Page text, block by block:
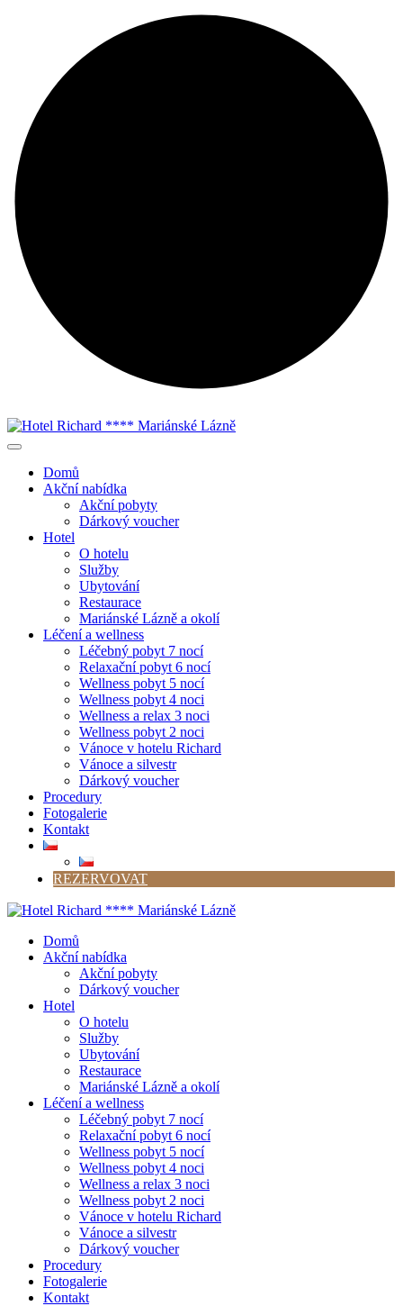
Domů
Akční nabídka
Akční pobyty
Dárkový voucher
Hotel
O hotelu
Služby
Ubytování
Restaurace
Mariánské Lázně a okolí
Léčení a wellness
Léčebný pobyt 7 nocí
Relaxační pobyt 6 nocí
Wellness pobyt 5 nocí
Wellness pobyt 4 noci
Wellness a relax 3 noci
Wellness pobyt 2 noci
Vánoce v hotelu Richard
Vánoce a silvestr
Dárkový voucher
Procedury
Fotogalerie
Kontakt
REZERVOVAT
Domů
Akční nabídka
Akční pobyty
Dárkový voucher
Hotel
O hotelu
Služby
Ubytování
Restaurace
Mariánské Lázně a okolí
Léčení a wellness
Léčebný pobyt 7 nocí
Relaxační pobyt 6 nocí
Wellness pobyt 5 nocí
Wellness pobyt 4 noci
Wellness a relax 3 noci
Wellness pobyt 2 noci
Vánoce v hotelu Richard
Vánoce a silvestr
Dárkový voucher
Procedury
Fotogalerie
Kontakt